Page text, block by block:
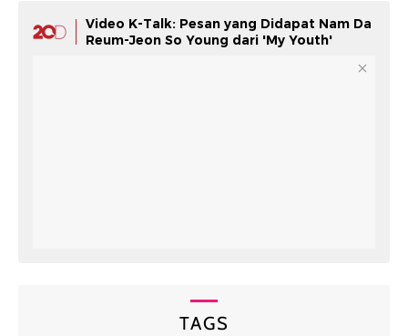
Video K-Talk: Pesan yang Didapat Nam Da
Reum-Jeon So Young dari 'My Youth'
TAGS